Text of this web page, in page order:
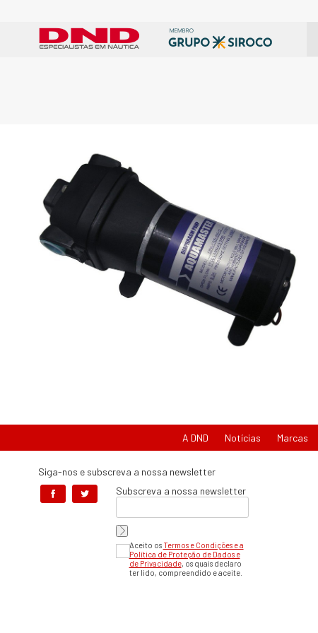
A DND Notícias Marcas
Siga-nos e subscreva a nossa newsletter
Subscreva a nossa newsletter
Aceito osTermos e Condições e a
Política de Proteção de Dados e
de Privacidade, os quais declaro
ter lido, compreendido e aceite.